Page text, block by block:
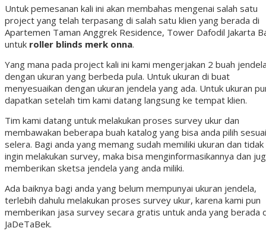
Untuk pemesanan kali ini akan membahas mengenai salah satu
project yang telah terpasang di salah satu klien yang berada di
Apartemen Taman Anggrek Residence, Tower Dafodil Jakarta
untuk roller blinds merk onna.
Yang mana pada project kali ini kami mengerjakan 2 buah
dengan ukuran yang berbeda pula. Untuk ukuran di buat
menyesuaikan dengan ukuran jendela yang ada. Untuk ukuran
dapatkan setelah tim kami datang langsung ke tempat klien.
Tim kami datang untuk melakukan proses survey ukur dan
membawakan beberapa buah katalog yang bisa anda pilih sesuai
selera. Bagi anda yang memang sudah memiliki ukuran dan tidak
ingin melakukan survey, maka bisa menginformasikannya dan
memberikan sketsa jendela yang anda miliki.
Ada baiknya bagi anda yang belum mempunyai ukuran jendela,
terlebih dahulu melakukan proses survey ukur, karena kami pun
memberikan jasa survey secara gratis untuk anda yang berada
JaDeTaBek.